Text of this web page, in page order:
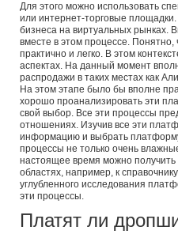
Для этого можно использовать
или интернет-торговые
бизнеса на виртуальных рынках.
вместе в этом процессе. Понятно,
практично и легко. В этом
аспектах. На данный момент
распродажи в таких местах как
На этом этапе было бы вполне
хорошо проанализировать эти
свой выбор. Все эти процессы
отношениях. Изучив все эти
информацию и выбрать
процессы не только очень
настоящее время можно
областях, например, к
углубленного исследования
эти процессы.
Платят ли